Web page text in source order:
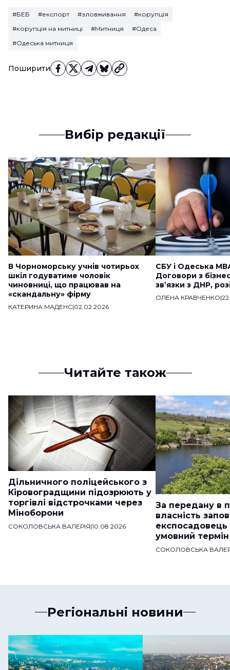
Поширити
#БЕБ #експорт #зловживання
#корупція
#корупція на митниці
#Митниця
#Одеса
#Одеська митниця
Вибір редакції
В Чорноморську учнів чотирьох
шкіл годуватиме чоловік
чиновниці, що працював на
«скандальну» фірму
КАТЕРИНА МАДЕНС|02.02.2026
СБУ і Одеська
Договори з
звʼязки з ДНР,
ОЛЕНА КРАВЧЕНКО|
Читайте також
Дільничного поліцейського з
Кіровоградщини підозрюють у
торгівлі відстрочками через
Міноборони
СОКОЛОВСЬКА ВАЛЕРІЯ|10.08.2026
За передану в
власність
умовний термін
СОКОЛОВСЬКА
Регіональні новини